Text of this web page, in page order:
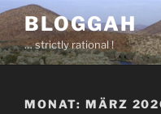
Zum
Inhalt
springen
BLOGGAH
… strictly rational !
MONAT: MÄRZ